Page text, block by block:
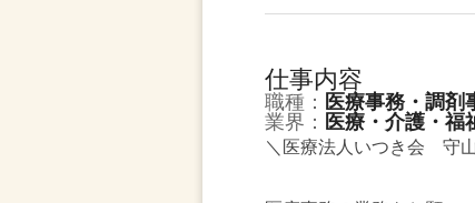
仕事内容
職種： 医療事務・調剤
業界： 医療・介護・福
＼医療法人いつき会 守